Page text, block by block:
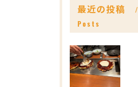
最近の投稿
Posts